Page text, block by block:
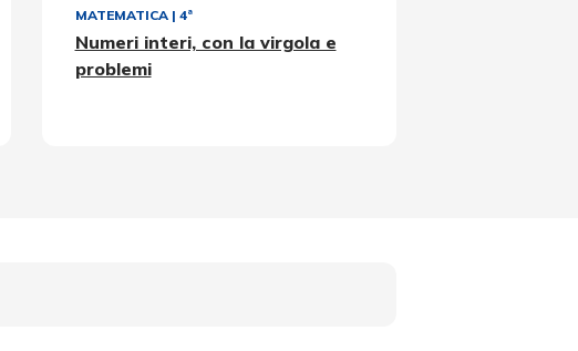
MATEMATICA| 4ª
Numeri interi, con la virgola e
problemi